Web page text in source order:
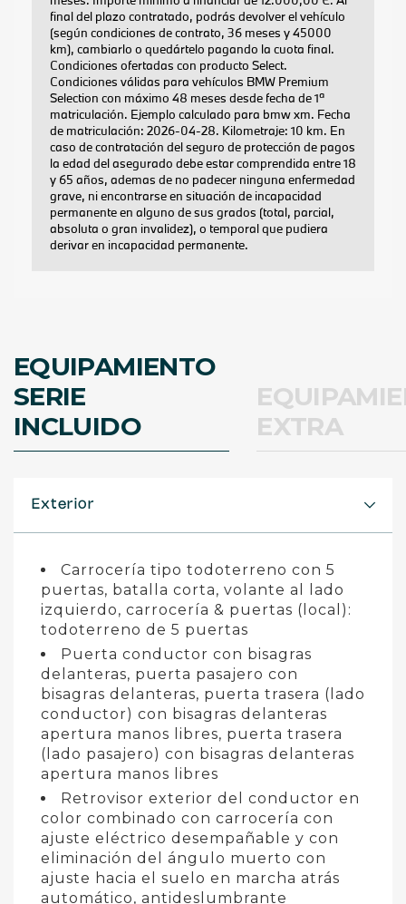
EQUIPAMIENTO
SERIE
INCLUIDO
EXTRA
Exterior
Carrocería tipo todoterreno con 5
puertas, batalla corta, volante al lado
izquierdo, carrocería & puertas (local):
todoterreno de 5 puertas
Puerta conductor con bisagras
delanteras, puerta pasajero con
bisagras delanteras, puerta trasera (lado
conductor) con bisagras delanteras
apertura manos libres, puerta trasera
(lado pasajero) con bisagras delanteras
apertura manos libres
Retrovisor exterior del conductor en
color combinado con carrocería con
ajuste eléctrico desempañable y con
eliminación del ángulo muerto con
ajuste hacia el suelo en marcha atrás
automático, antideslumbrante